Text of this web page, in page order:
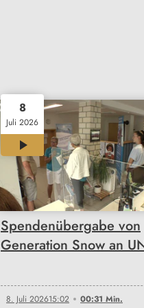
8
Juli 2026
00:31
Spendenübergabe von
Generation Snow an
8. Juli 202615:02 00:31 Min.